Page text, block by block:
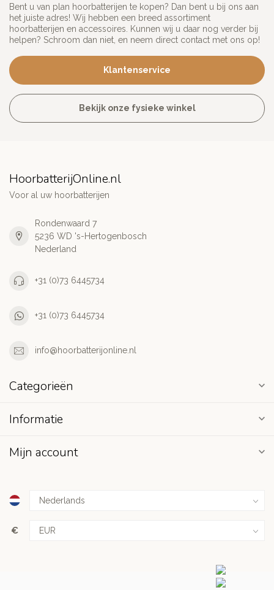
Bent u van plan hoorbatterijen te kopen? Dan bent u bij ons aan
het juiste adres! Wij hebben een breed assortiment
hoorbatterijen en accessoires. Kunnen wij u daar nog verder bij
helpen? Schroom dan niet, en neem direct contact met ons op!
Klantenservice
Bekijk onze fysieke winkel
HoorbatterijOnline.nl
Voor al uw hoorbatterijen
Rondenwaard 7
5236 WD 's-Hertogenbosch
Nederland
+31 (0)73 6445734
+31 (0)73 6445734
info@hoorbatterijonline.nl
Categorieën
Informatie
Mijn account
€